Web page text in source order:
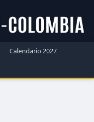
Calendario 2027